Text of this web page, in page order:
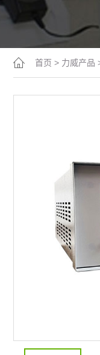
首页 > 力威产品